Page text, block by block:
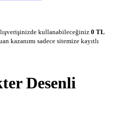
kullanabileceğiniz 0 TL
kazanımı sadece sitemize kayıtlı
Desenli